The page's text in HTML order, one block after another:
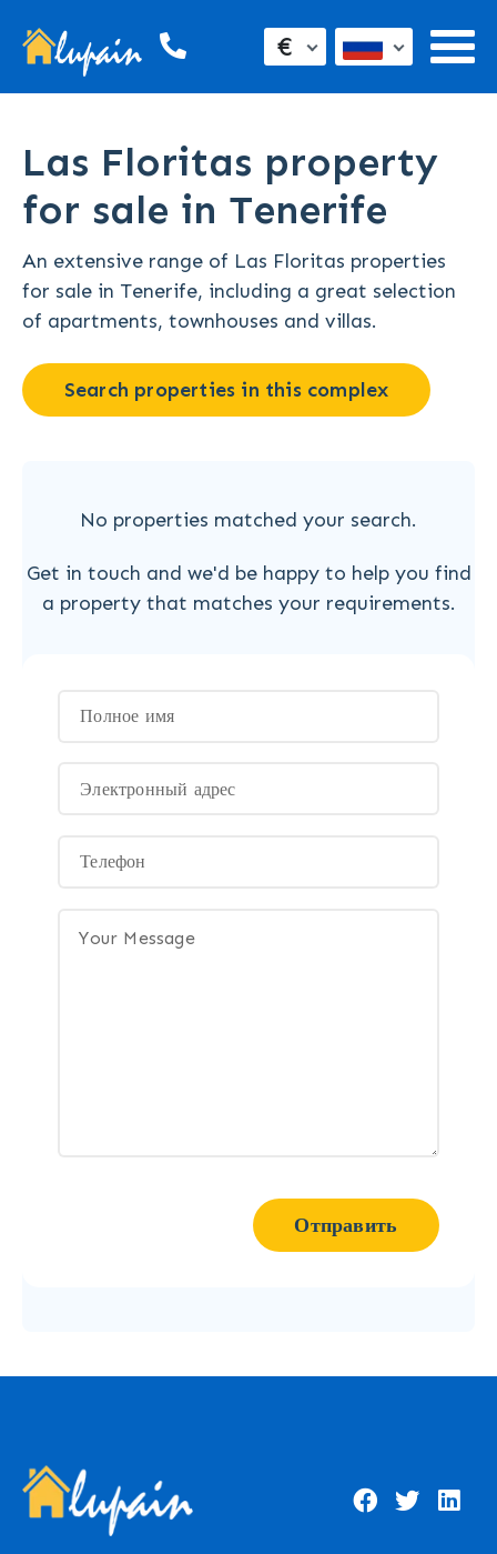
€
Las Floritas property
for sale in Tenerife
An extensive range of Las Floritas properties
for sale in Tenerife, including a great selection
of apartments, townhouses and villas.
Search properties in this complex
No properties matched your search.
Get in touch and we'd be happy to help you find
a property that matches your requirements.
Отправить